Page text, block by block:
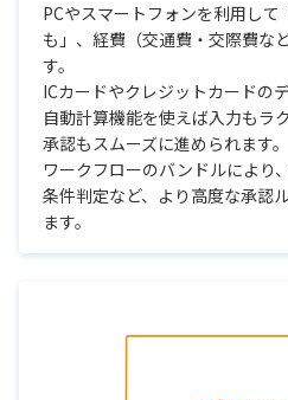
PCやスマートフォンを利用し
も」、経費（交通費・交際費な
す。
ICカードやクレジットカードの
自動計算機能を使えば入力もラク
承認もスムーズに進められます。
ワークフローのバンドルにより
条件判定など、より高度な承認
ます。